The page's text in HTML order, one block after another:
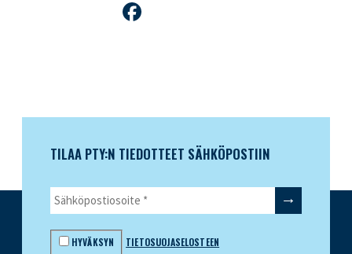
LinkedIn
TILAA PTY:N TIEDOTTEET SÄHKÖPOSTIIN
HYVÄKSYN TIETOSUOJASELOSTEEN